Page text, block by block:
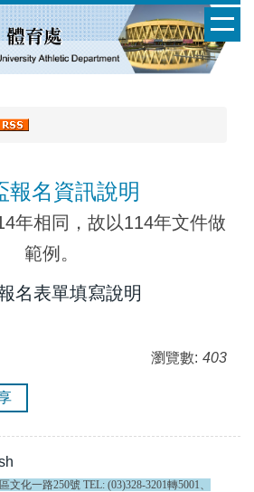
報名資訊說明
年相同，故以114年文件做
範例。
名表單填寫說明
瀏覽數: 403
化一路250號 TEL: (03)328-3201轉5001、